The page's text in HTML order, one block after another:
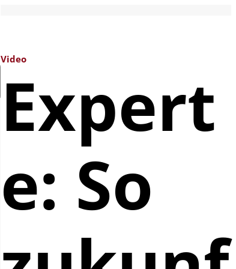
Video
Expert
e: So